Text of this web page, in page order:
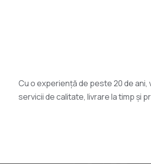
Cu o experiență de peste 20 de
servicii de calitate, livrare la timp și